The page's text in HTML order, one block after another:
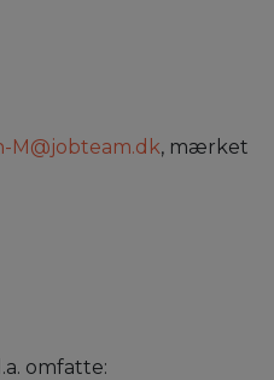
M@jobteam.dk, mærket
omfatte: